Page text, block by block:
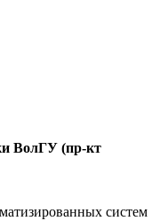
ВолГУ (пр-кт
систем